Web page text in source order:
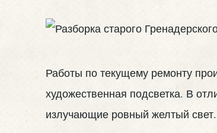
Работы по текущему ремонту
художественная подсветка. В
излучающие ровный желтый свет.